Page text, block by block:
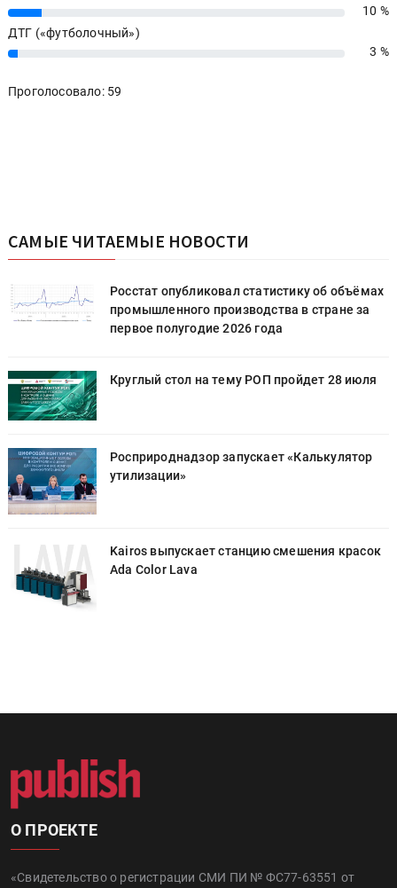
10%
10 %
ДТГ («футболочный»)
3% 3 %
Проголосовало: 59
САМЫЕ ЧИТАЕМЫЕ НОВОСТИ
Росстат опубликовал статистику об объёмах
промышленного производства в стране за
первое полугодие 2026 года
Круглый стол на тему РОП пройдет 28 июля
Росприроднадзор запускает «Калькулятор
утилизации»
Kairos выпускает станцию смешения красок
Ada Color Lava
О ПРОЕКТЕ
«Свидетельство о регистрации СМИ ПИ № ФС77-63551 от